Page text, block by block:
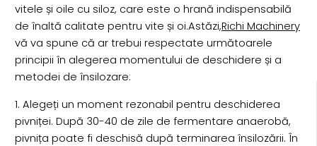
vitele și oile cu siloz, care este o hrană indispensabilă
de înaltă calitate pentru vite și oi.Astăzi,Richi Machinery
vă va spune că ar trebui respectate următoarele
principii în alegerea momentului de deschidere și a
metodei de însilozare:
1. Alegeți un moment rezonabil pentru deschiderea
pivniței. După 30-40 de zile de fermentare anaerobă,
pivnița poate fi deschisă după terminarea însilozării. În